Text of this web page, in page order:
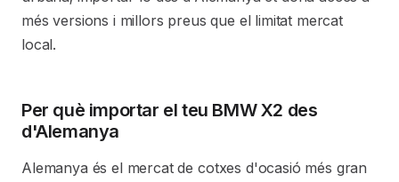
més versions i millors preus que el limitat mercat
local.
Per què importar el teu BMW X2 des
d'Alemanya
Alemanya és el mercat de cotxes d'ocasió més gran